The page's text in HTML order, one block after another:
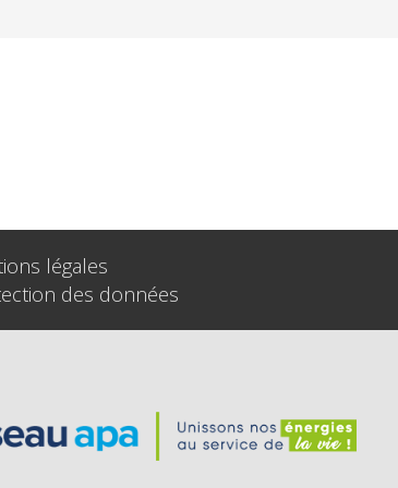
légales
des données